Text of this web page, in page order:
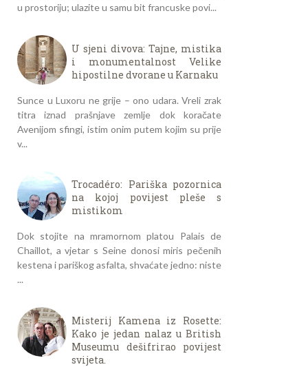
u prostoriju; ulazite u samu bit francuske povi...
U sjeni divova: Tajne, mistika
i monumentalnost Velike
hipostilne dvorane u Karnaku
Sunce u Luxoru ne grije – ono udara. Vreli zrak
titra iznad prašnjave zemlje dok koračate
Avenijom sfingi, istim onim putem kojim su prije
v...
Trocadéro: Pariška pozornica
na kojoj povijest pleše s
mistikom
Dok stojite na mramornom platou Palais de
Chaillot, a vjetar s Seine donosi miris pečenih
kestena i pariškog asfalta, shvaćate jedno: niste
...
Misterij Kamena iz Rosette:
Kako je jedan nalaz u British
Museumu dešifrirao povijest
svijeta.